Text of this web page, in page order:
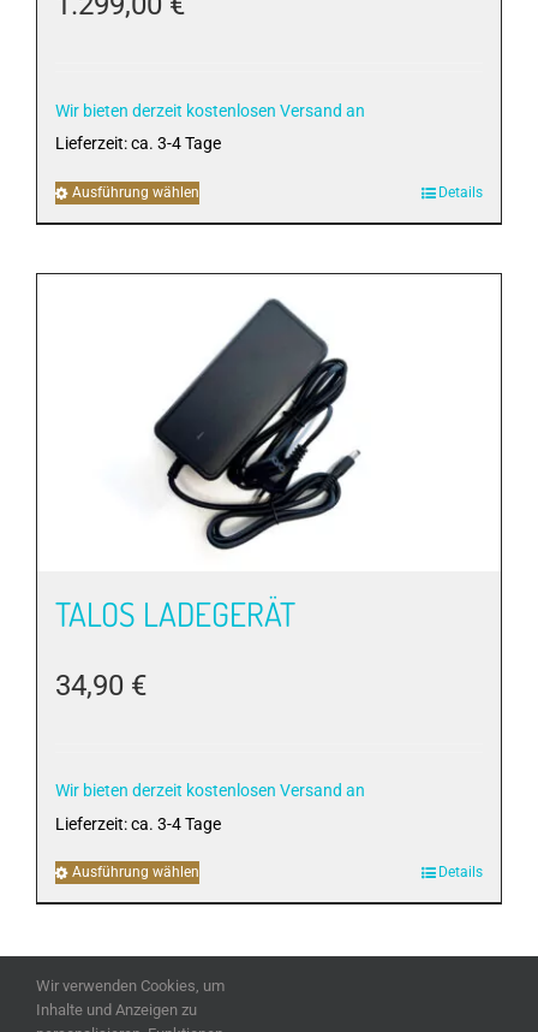
ist:
Wir bieten derzeit kostenlosen Versand an
Lieferzeit:ca. 3-4 Tage
Ausführung wählen
Produkt
mehrere
Varianten
auf.
Die
können
der
Produktseite
gewählt
Details
TALOS LADEGERÄT
34,90 €
Wir bieten derzeit kostenlosen Versand an
Lieferzeit:ca. 3-4 Tage
Ausführung wählen
Produkt
mehrere
Varianten
Details
Wir verwenden Cookies, um
Inhalte und Anzeigen zu